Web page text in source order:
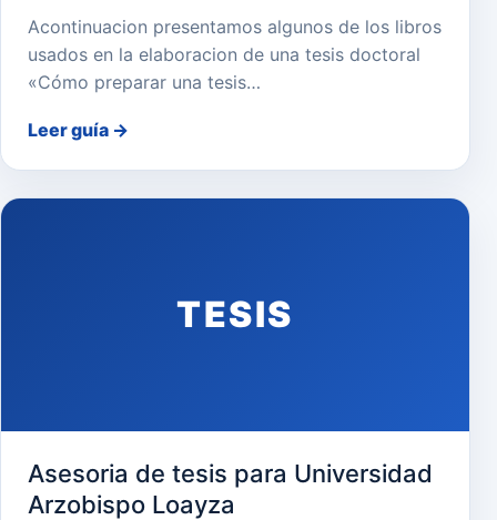
Acontinuacion presentamos algunos de los libros
usados en la elaboracion de una tesis doctoral
«Cómo preparar una tesis…
Leer guía →
TESIS
Asesoria de tesis para Universidad
Arzobispo Loayza